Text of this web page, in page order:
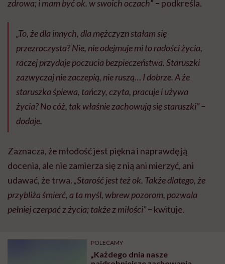
zdrowa; i mam być ok. w swoich oczach” – podkreśla.
„To, że dla innych, dla mężczyzn stałam się
przezroczysta? Nie, nie odejmuje mi to radości życia,
raczej przydaje poczucia bezpieczeństwa. Staruszki
zazwyczaj nie zaczepią, nie ruszą… I dobrze. A że
staruszka śpiewa, tańczy, czyta, pracuje i używa
życia? No cóż, tak właśnie zachowują się staruszki”–
dodaje.
Zaznacza, że młodość jest piękna i naprawdę ją
docenia, ale nie zamierza się z nią ani mierzyć, ani
udawać, że trwa.„Starość jest też ok. Także dlatego, że
przybliża śmierć, a ta myśl, wbrew pozorom, pozwala
pełniej czerpać z życia; także z miłości”– kwituje.
POLECAMY
„Każdego dnia nasze